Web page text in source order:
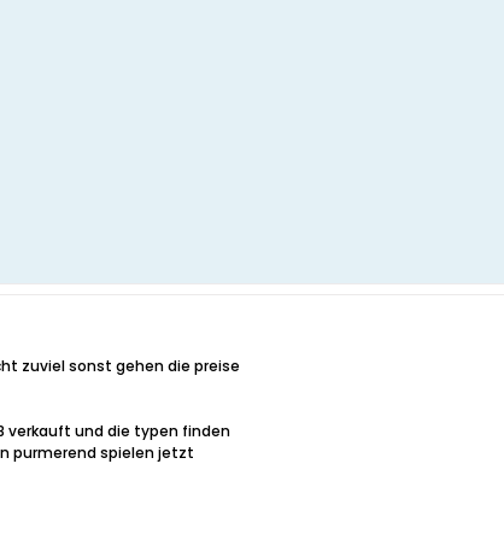
zuviel sonst gehen die preise
verkauft und die typen finden
purmerend spielen jetzt